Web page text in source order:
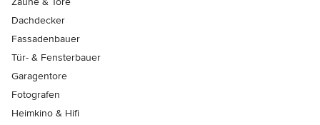
Dachdecker
Fassadenbauer
Tür- & Fensterbauer
Garagentore
Fotografen
Heimkino & Hifi